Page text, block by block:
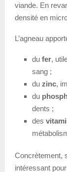
viande. En
densité en
L’agneau
du fer,
sang ;
du zinc,
du
dents ;
des
Concrètement,
intéressant